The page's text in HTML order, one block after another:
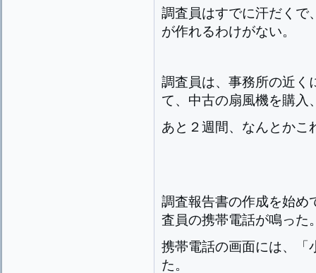
調査員はすでに汗だくで
が作れるわけがない。
調査員は、事務所の近く
て、中古の扇風機を購入
あと２週間、なんとかこ
調査報告書の作成を始め
査員の携帯電話が鳴った
携帯電話の画面には、「
た。